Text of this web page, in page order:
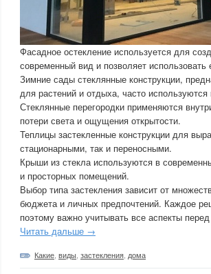
Фасадное остекление используется для
современный вид и позволяет
Зимние сады стеклянные конструкции,
для растений и отдыха, часто
Стеклянные перегородки применяются
потери света и ощущения открытости.
Теплицы застекленные конструкции для
стационарными, так и переносными.
Крыши из стекла используются в
и просторных помещений.
Выбор типа застекления зависит от
бюджета и личных предпочтений. Каждое
поэтому важно учитывать все аспекты
Читать дальше →
Какие виды застекления дома